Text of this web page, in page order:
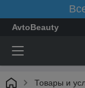
AvtoBeauty
Товары и